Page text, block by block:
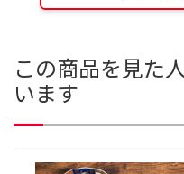
この商品を見た
います